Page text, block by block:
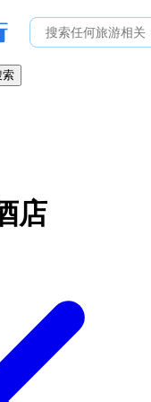
索
店